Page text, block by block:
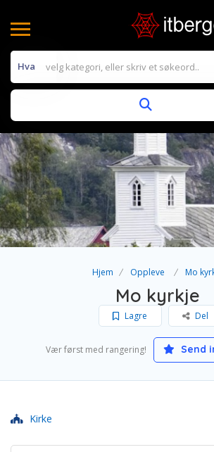
Hva
Hjem Oppleve Mo
Mo kyrkje
Lagre Del
Vær først med rangering! Send
Kirke